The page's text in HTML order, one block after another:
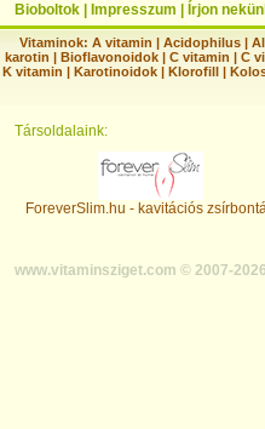
Bioboltok Impresszum Írjon
Vitaminok: A vitamin |Acidophilus |
karotin | Bioflavonoidok | C vitamin | C
K vitamin | Karotinoidok | Klorofill |
Társoldalaink:
ForeverSlim.hu - kavitációs
www.vitaminsziget.com © 2007-